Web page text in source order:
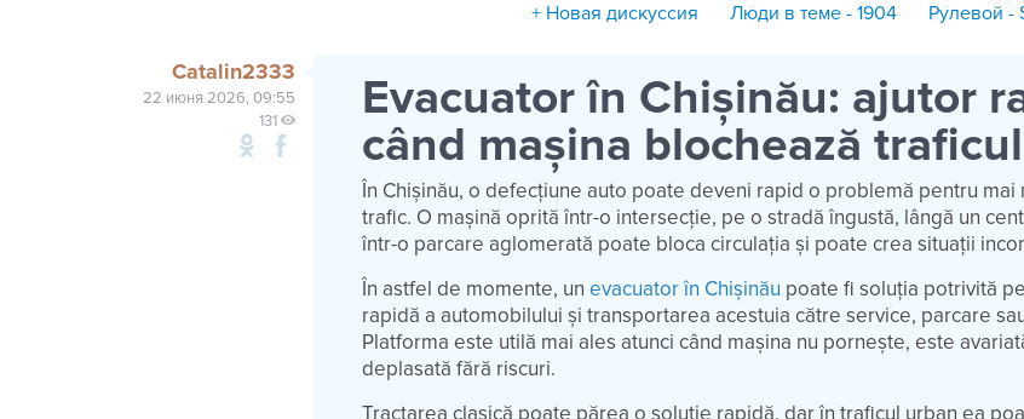
+ Новая дискуссия Люди в теме - 1904 Рулевой -
Catalin2333
22 июня 2026, 09:55
131
Evacuator în Chișinău: ajutor
când mașina blochează traficul
În Chișinău, o defecțiune auto poate deveni rapid o problemă pentru mai
trafic. O mașină oprită într-o intersecție, pe o stradă îngustă, lângă un
într-o parcare aglomerată poate bloca circulația și poate crea situații
În astfel de momente, unevacuator în Chișinău poate fi soluția potrivită
rapidă a automobilului și transportarea acestuia către service, parcare
Platforma este utilă mai ales atunci când mașina nu pornește, este
deplasată fără riscuri.
Tractarea clasică poate părea o soluție rapidă, dar în traficul urban ea